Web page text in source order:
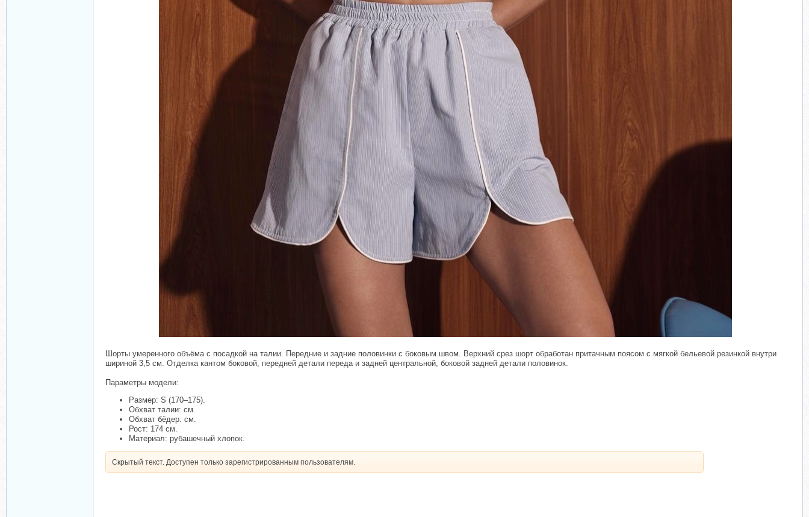
Шорты умеренного объёма с посадкой на талии. Передние и задние половинки с боковым швом. Верхний срез шорт обработан притачным поясом с мягкой бельевой резинкой внутри
шириной 3,5 см. Отделка кантом боковой, передней детали переда и задней центральной, боковой задней детали половинок.
Параметры модели:
Размер: S (170–175).
Обхват талии: см.
Обхват бёдер: см.
Рост: 174 см.
Материал: рубашечный хлопок.
Скрытый текст. Доступен только зарегистрированным пользователям.